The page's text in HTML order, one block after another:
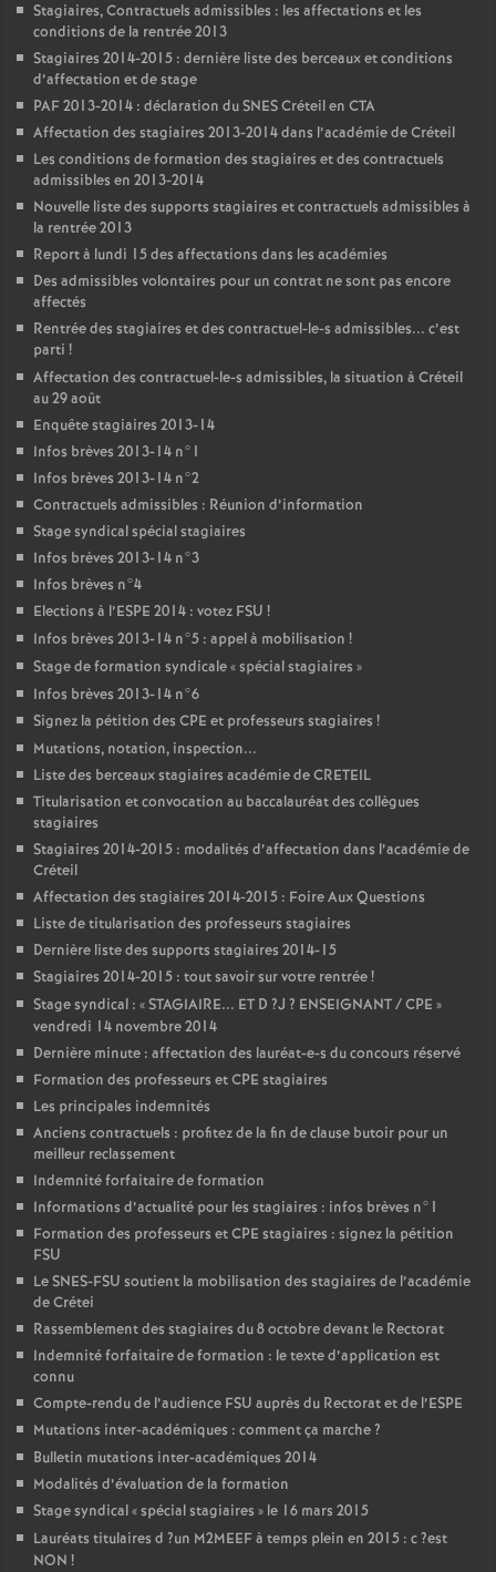
Stagiaires, Contractuels admissibles : les affectations et les
conditions de la rentrée 2013
Stagiaires 2014-2015 : dernière liste des berceaux et conditions
d’affectation et de stage
PAF2013-2014 : déclaration duSNESCréteil en CTA
Affectation des stagiaires 2013-2014 dans l’académie de Créteil
Les conditions de formation des stagiaires et des contractuels
admissibles en 2013-2014
Nouvelle liste des supports stagiaires et contractuels admissibles à
la rentrée 2013
Report à lundi 15 des affectations dans les académies
Des admissibles volontaires pour un contrat ne sont pas encore
affectés
Rentrée des stagiaires et des contractuel-le-s admissibles... c’est
parti !
Affectation des contractuel-le-s admissibles, la situation à Créteil
au 29 août
Enquête stagiaires 2013-14
Infos brèves 2013-14 n°1
Infos brèves 2013-14 n°2
Contractuels admissibles : Réunion d’information
Stage syndical spécial stagiaires
Infos brèves 2013-14 n°3
Infos brèves n°4
Elections à l’ESPE 2014 : votez FSU !
Infos brèves 2013-14 n°5 : appel à mobilisation !
Stage de formation syndicale «spécial stagiaires »
Infos brèves 2013-14 n°6
Signez la pétition des CPE et professeurs stagiaires !
Mutations, notation, inspection...
Liste des berceaux stagiaires académie deCRETEIL
Titularisation et convocation au baccalauréat des collègues
stagiaires
Stagiaires 2014-2015 : modalités d’affectation dans l’académie de
Créteil
Affectation des stagiaires 2014-2015 : Foire Aux Questions
Liste de titularisation des professeurs stagiaires
Dernière liste des supports stagiaires 2014-15
Stagiaires 2014-2015 : tout savoir sur votre rentrée!
Stage syndical : «STAGIAIRE... ET D ?J ? ENSEIGNANT/CPE »
vendredi 14 novembre 2014
Dernière minute : affectation des lauréat-e-s du concours réservé
Formation des professeurs etCPE stagiaires
Les principales indemnités
Anciens contractuels : profitez de la fin de clause butoir pour un
meilleur reclassement
Indemnité forfaitaire de formation
Informations d’actualité pour les stagiaires : infos brèves n°1
Formation des professeurs etCPE stagiaires : signez la pétition
FSU
LeSNES-FSU soutient la mobilisation des stagiaires de l’académie
de Crétei
Rassemblement des stagiaires du 8 octobre devant le Rectorat
Indemnité forfaitaire de formation : le texte d’application est
connu
Compte-rendu de l’audience FSU auprès du Rectorat et de l’ESPE
Mutations inter-académiques : comment ça marche?
Bulletin mutations inter-académiques 2014
Modalités d’évaluation de la formation
Stage syndical «spécial stagiaires » le 16 mars 2015
Lauréats titulaires d ?un M2MEEFà temps plein en 2015 : c?est
NON !